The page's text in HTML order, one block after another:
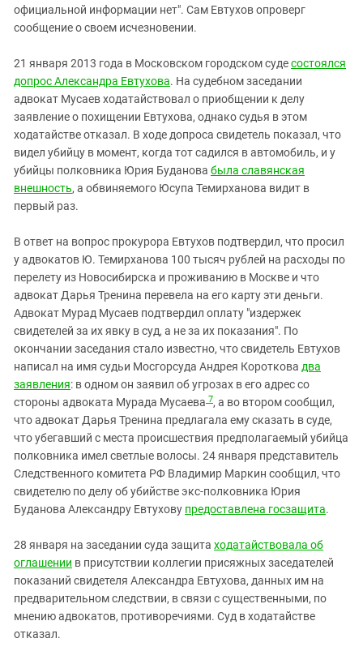
официальной информации нет". Сам Евтухов опроверг
сообщение о своем исчезновении.
21 января 2013 года в Московском городском судесостоялся
допрос Александра Евтухова. На судебном заседании
адвокат Мусаев ходатайствовал о приобщении к делу
заявление о похищении Евтухова, однако судья в этом
ходатайстве отказал. В ходе допроса свидетель показал, что
видел убийцу в момент, когда тот садился в автомобиль, и у
убийцы полковника Юрия Буданова была славянская
внешность, а обвиняемого Юсупа Темирханова видит в
первый раз.
В ответ на вопрос прокурора Евтухов подтвердил, что просил
у адвокатов Ю. Темирханова 100 тысяч рублей на расходы по
перелету из Новосибирска и проживанию в Москве и что
адвокат Дарья Тренина перевела на его карту эти деньги.
Адвокат Мурад Мусаев подтвердил оплату "издержек
свидетелей за их явку в суд, а не за их показания". По
окончании заседания стало известно, что свидетель Евтухов
написал на имя судьи Мосгорсуда Андрея Короткова два
заявления: в одном он заявил об угрозах в его адрес со
стороны адвоката Мурада Мусаева 7, а во втором сообщил,
что адвокат Дарья Тренина предлагала ему сказать в суде,
что убегавший с места происшествия предполагаемый убийца
полковника имел светлые волосы. 24 января представитель
Следственного комитета РФ Владимир Маркин сообщил, что
свидетелю по делу об убийстве экс-полковника Юрия
Буданова Александру Евтухову предоставлена госзащита.
28 января на заседании суда защита ходатайствовала об
оглашении в присутствии коллегии присяжных заседателей
показаний свидетеля Александра Евтухова, данных им на
предварительном следствии, в связи с существенными, по
мнению адвокатов, противоречиями. Суд в ходатайстве
отказал.